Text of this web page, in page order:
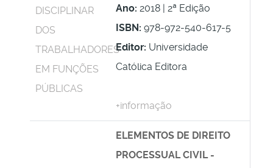
Ano: 2018 | 2ª Edição
ISBN: 978-972-540-617-5
Editor: Universidade
Católica Editora
+informação
ELEMENTOS DE DIREITO
PROCESSUAL CIVIL -